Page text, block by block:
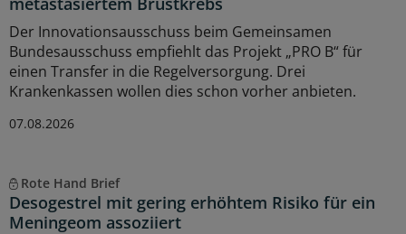
Der Innovationsausschuss beim Gemeinsamen
Bundesausschuss empfiehlt das Projekt „PRO B“ für
einen Transfer in die Regelversorgung. Drei
Krankenkassen wollen dies schon vorher anbieten.
07.08.2026
Rote Hand Brief
Desogestrel mit gering erhöhtem Risiko für ein
Meningeom assoziiert